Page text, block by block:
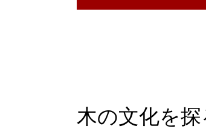
木の文化を探